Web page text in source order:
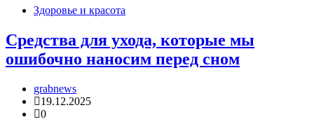
Здоровье и красота
Средства для ухода, которые мы
ошибочно наносим перед сном
grabnews
19.12.2025
0